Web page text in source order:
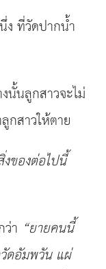
ง ที่วัดปากน้ำ
นั้นลูกสาวจะไม่
กสาวให้ตาย
ของต่อไปนี้
า “ยายคนนี้
ดอัมพวัน แผ่